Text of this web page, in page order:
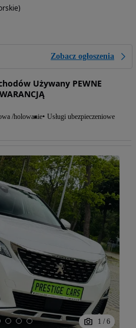
Zobacz ogłoszenia
Używany PEWNE
/holowanie Usługi ubezpieczeniowe
1 / 6